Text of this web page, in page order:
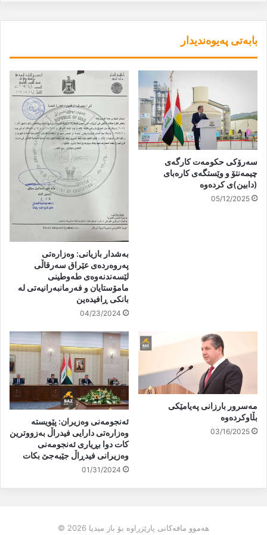
بابەتی پەیوەندیدار
سەرۆکی حکومەت کارگەی
چیمەنتۆ و وێستگەی کارەبای
(دابین)ی كردەوە
05/12/2025
بەشدار بازیانی: وەزارەتی
پەروەردەی عێراق سەرقاڵی
لێسەندنەوەی طەوطینی
مامۆستایان و فەرمانبەرانیەتی لە
بانکی ڕافیدەین
04/23/2024
مەسرور بارزانی پەیامێکی
بڵاوکردەوە
03/16/2025
ئەنجومەنی وەزیران: پێویستە
وەزارەتی دارایی فیدراڵ بەزووترین
کات دوا بڕیاری ئەنجومەنی
وەزیرانی فیدڕاڵ جێبەجێ بکات
01/31/2024
هەموو مافەکانی پارێزراوە بۆ باز میدیا 2026 ©